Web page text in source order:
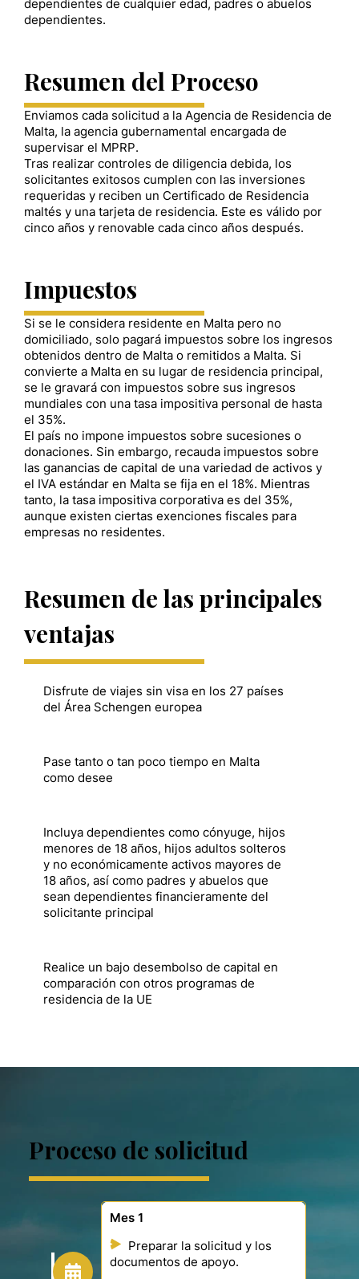
dependientes de cualquier edad, padres o abuelos
dependientes.
Resumen del Proceso
Enviamos cada solicitud a la Agencia de Residencia de
Malta, la agencia gubernamental encargada de
supervisar el MPRP.
Tras realizar controles de diligencia debida, los
solicitantes exitosos cumplen con las inversiones
requeridas y reciben un Certificado de Residencia
maltés y una tarjeta de residencia. Este es válido por
cinco años y renovable cada cinco años después.
Impuestos
Si se le considera residente en Malta pero no
domiciliado, solo pagará impuestos sobre los ingresos
obtenidos dentro de Malta o remitidos a Malta. Si
convierte a Malta en su lugar de residencia principal,
se le gravará con impuestos sobre sus ingresos
mundiales con una tasa impositiva personal de hasta
el 35%.
El país no impone impuestos sobre sucesiones o
donaciones. Sin embargo, recauda impuestos sobre
las ganancias de capital de una variedad de activos y
el IVA estándar en Malta se fija en el 18%. Mientras
tanto, la tasa impositiva corporativa es del 35%,
aunque existen ciertas exenciones fiscales para
empresas no residentes.
Resumen de las principales
ventajas
Disfrute de viajes sin visa en los 27 países
del Área Schengen europea
Pase tanto o tan poco tiempo en Malta
como desee
Incluya dependientes como cónyuge, hijos
menores de 18 años, hijos adultos solteros
y no económicamente activos mayores de
18 años, así como padres y abuelos que
sean dependientes financieramente del
solicitante principal
Realice un bajo desembolso de capital en
comparación con otros programas de
residencia de la UE
Proceso de solicitud
Mes 1
Preparar la solicitud y los
documentos de apoyo.